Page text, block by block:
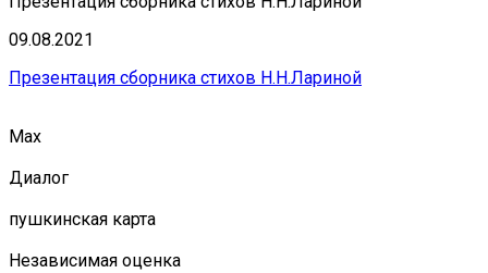
09.08.2021
Презентация сборника стихов Н.Н.Лариной
Мах
Диалог
пушкинская карта
Независимая оценка